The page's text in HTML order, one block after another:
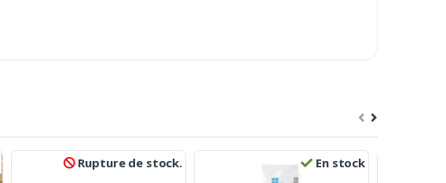
Rupture de stock. En stock